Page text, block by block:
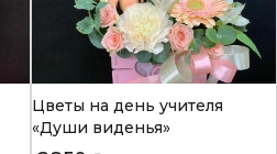
Цветы на день учителя
«Души виденья»